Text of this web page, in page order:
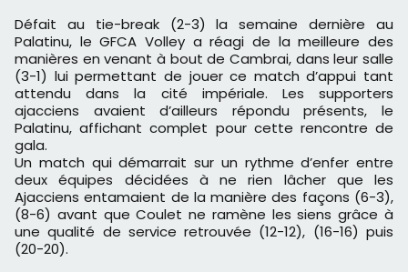
Défait au tie-break (2-3) la semaine dernière au
Palatinu, le GFCA Volley a réagi de la meilleure des
manières en venant à bout de Cambrai, dans leur salle
(3-1) lui permettant de jouer ce match d’appui tant
attendu dans la cité impériale. Les supporters
ajacciens avaient d’ailleurs répondu présents, le
Palatinu, affichant complet pour cette rencontre de
gala.
Un match qui démarrait sur un rythme d’enfer entre
deux équipes décidées à ne rien lâcher que les
Ajacciens entamaient de la manière des façons (6-3),
(8-6) avant que Coulet ne ramène les siens grâce à
une qualité de service retrouvée (12-12), (16-16) puis
(20-20).